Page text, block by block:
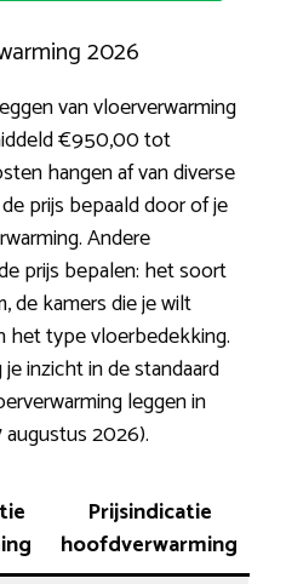
2026
van vloerverwarming
€950,00 tot
hangen af van diverse
prijs bepaald door of je
Andere
prijs bepalen: het soort
de kamers die je wilt
het type vloerbedekking.
inzicht in de standaard
leggen in
augustus 2026).
Prijsindicatie
hoofdverwarming